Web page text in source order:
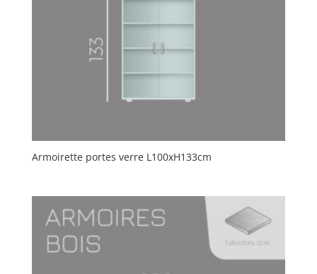
Armoirette portes verre L100xH133cm